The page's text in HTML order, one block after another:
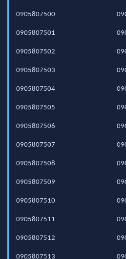
0905807500
0905807501
0905807502
0905807503
0905807504
0905807505
0905807506
0905807507
0905807508
0905807509
0905807510
0905807511
0905807512
0905807513